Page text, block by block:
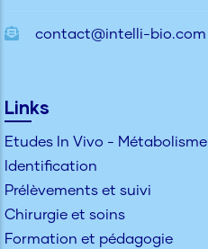
contact@intelli-bio.com
Links
Etudes In Vivo - Métabolisme
Identification
Prélèvements et suivi
Chirurgie et soins
Formation et pédagogie